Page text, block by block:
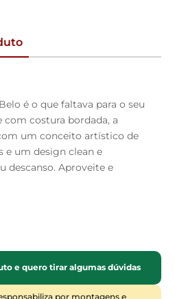
é o que faltava para o seu
costura bordada, a
um conceito artístico de
e um design clean e
descanso. Aproveite e
e quero tirar algumas dúvidas
por montagens e